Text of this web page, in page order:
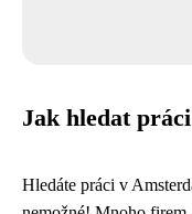
Jak hledat
Hledáte práci v